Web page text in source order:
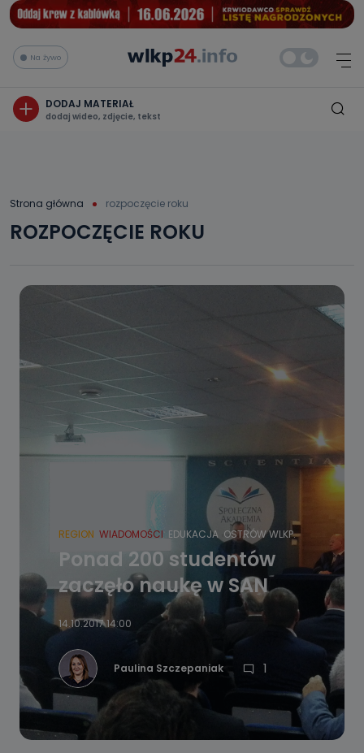
Na żywo
DODAJ MATERIAŁ
dodaj wideo, zdjęcie, tekst
Strona główna rozpoczęcie roku
ROZPOCZĘCIE ROKU
REGION WIADOMOŚCI EDUKACJA OSTRÓW WLKP.
Ponad 200 studentów
zaczęło naukę w SAN
14.10.2017 14:00
Paulina Szczepaniak 1